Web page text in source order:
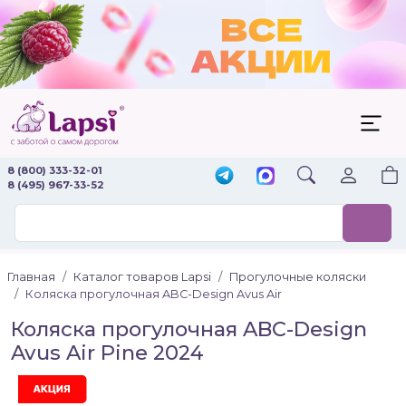
8 (800) 333-32-01
8 (495) 967-33-52
Главная Каталог товаров Lapsi
Прогулочные коляски
Коляска прогулочная ABC-Design Avus Air
Коляска прогулочная ABC-Design
Avus Air Pine 2024